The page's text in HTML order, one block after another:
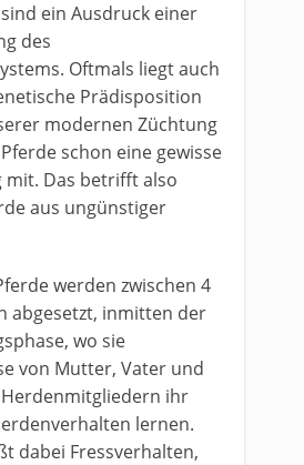
ein Ausdruck einer
des
Oftmals liegt auch
Prädisposition
modernen Züchtung
schon eine gewisse
mit. Das betrifft also
aus ungünstiger
werden zwischen 4
abgesetzt, inmitten der
wo sie
von Mutter, Vater und
ihr
lernen.
dabei Fressverhalten,